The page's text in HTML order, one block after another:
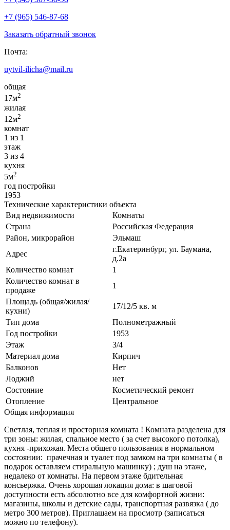
+7 (965) 546-87-68
Заказать обратный звонок
Почта:
uytvil-ilicha@mail.ru
общая
17м2
жилая
12м2
комнат
1 из 1
этаж
3 из 4
кухня
5м2
год постройки
1953
Технические характеристики объекта
Вид недвижимости
Комнаты
Страна
Российская Федерация
Район, микрорайон
Эльмаш
Адрес
г.Екатеринбург, ул. Баумана,
д.2а
Количество комнат
1
Количество комнат в
продаже
1
Площадь (общая/жилая/
кухни)
17/12/5 кв. м
Тип дома
Полнометражный
Год постройки
1953
Этаж
3/4
Материал дома
Кирпич
Балконов
Нет
Лоджий
нет
Состояние
Косметический ремонт
Отопление
Центральное
Общая информация
Светлая, теплая и просторная комната ! Комната разделена для
три зоны: жилая, спальное место ( за счет высокого потолка),
кухня -прихожая. Места общего пользования в нормальном
состоянии: прачечная и туалет под замком на три комнаты ( в
подарок оставляем стиральную машинку) ; душ на этаже,
недалеко от комнаты. На первом этаже бдительная
консьержка. Очень хорошая локация дома: в шаговой
доступности есть абсолютно все для комфортной жизни:
магазины, школы и детские сады, транспортная развязка ( до
метро 300 метров). Приглашаем на просмотр (записаться
можно по телефону).